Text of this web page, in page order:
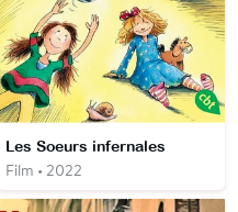
Les Soeurs infernales
Film • 2022